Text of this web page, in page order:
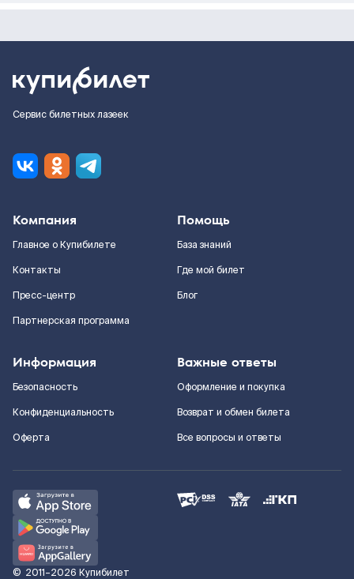
Сервис билетных лазеек
Компания
Главное о Купибилете
Контакты
Пресс-центр
Партнерская программа
Помощь
База знаний
Где мой билет
Блог
Информация
Безопасность
Конфиденциальность
Оферта
Важные ответы
Оформление и покупка
Возврат и обмен билета
Все вопросы и ответы
© 2011–2026 Купибилет